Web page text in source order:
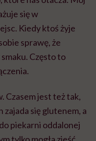
się w
Kiedy ktoś żyje
sprawę, że
Często to
Czasem jest też tak,
zajada się glutenem, a
piekarni oddalonej